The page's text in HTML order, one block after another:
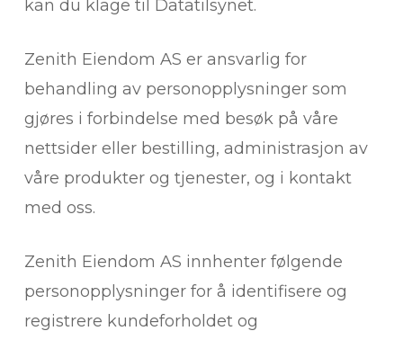
kan du klage til Datatilsynet.
Zenith Eiendom AS er ansvarlig for
behandling av personopplysninger som
gjøres i forbindelse med besøk på våre
nettsider eller bestilling, administrasjon av
våre produkter og tjenester, og i kontakt
med oss.
Zenith Eiendom AS innhenter følgende
personopplysninger for å identifisere og
registrere kundeforholdet og